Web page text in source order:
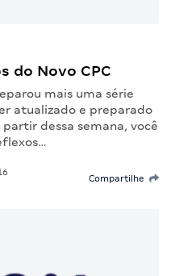
do Novo CPC
mais uma série
atualizado e preparado
dessa semana, você
Compartilhe